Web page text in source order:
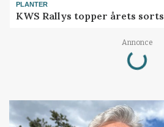
PLANTER
KWS Rallys topper årets
Annonce
Loading...